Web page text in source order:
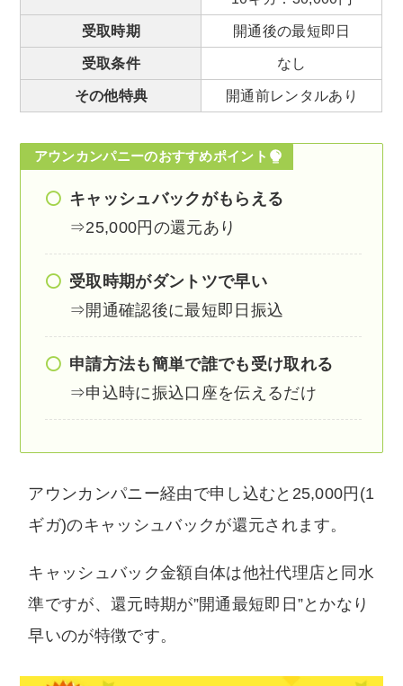
受取時期
開通後の最短即日
受取条件
なし
その他特典
開通前レンタルあり
アウンカンパニーのおすすめポイント
キャッシュバックがもらえる
⇒25,000円の還元あり
受取時期がダントツで早い
⇒開通確認後に最短即日振込
申請方法も簡単で誰でも受け取れる
⇒申込時に振込口座を伝えるだけ
アウンカンパニー経由で申し込むと25,000円(1
ギガ)のキャッシュバックが還元されます。
キャッシュバック金額自体は他社代理店と同水
準ですが、還元時期が”開通最短即日”とかなり
早いのが特徴です。